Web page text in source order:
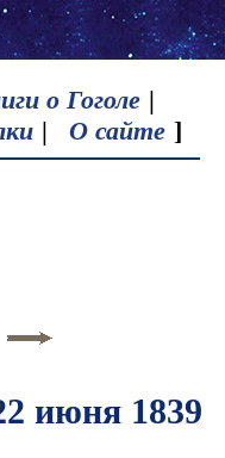
о Гоголе |
| О сайте ]
июня 1839